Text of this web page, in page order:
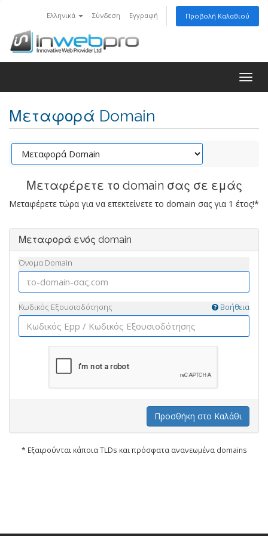
Ελληνικά Σύνδεση Εγγραφή Προβολή Καλαθιού
Μεταφορά Domain
Μεταφέρετε το domain σας σε εμάς
Μεταφέρετε τώρα για να επεκτείνετε το domain σας για 1 έτος!*
Μεταφορά ενός domain
Όνομα Domain
Κωδικός Εξουσιοδότησης Βοήθεια
Προσθήκη στο Καλάθι
* Εξαιρούνται κάποια TLDs και πρόσφατα ανανεωμένα domains